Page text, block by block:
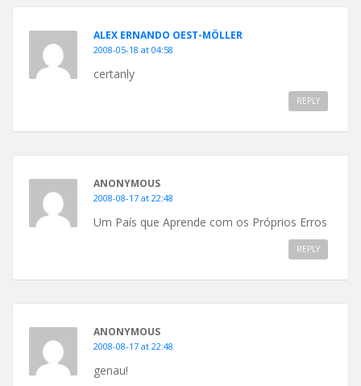
ALEX ERNANDO OEST-MÖLLER
2008-05-18 at 04:58
certanly
REPLY
ANONYMOUS
2008-08-17 at 22:48
Um País que Aprende com os Próprios Erros
REPLY
ANONYMOUS
2008-08-17 at 22:48
genau!